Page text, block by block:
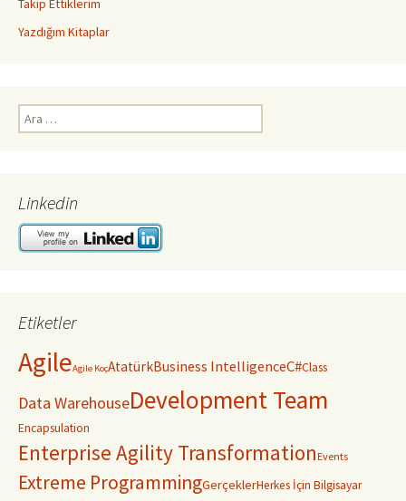
Takip Ettiklerim
Yazdığım Kitaplar
Arama:
Linkedin
Etiketler
AgileAgile KoçAtatürkBusiness IntelligenceC#Class
Data WarehouseDevelopment Team
Encapsulation
Enterprise Agility TransformationEvents
Extreme ProgrammingGerçeklerHerkes İçin Bilgisayar